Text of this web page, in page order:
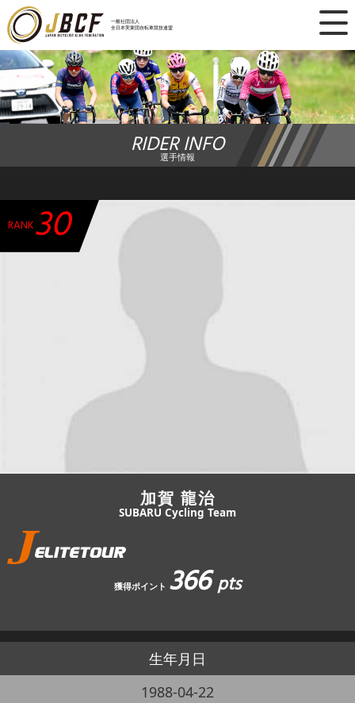
一般社団法人
全日本実業団自転車競技連盟
×
ニュース
レース日程
ランキング
チーム・選手
加盟・登録
エントリー
JBCF ROAD SERIESとは
RIDER INFO
選手情報
RANK30
加賀 龍治
SUBARU Cycling Team
獲得ポイント 366pts
生年月日
1988-04-22